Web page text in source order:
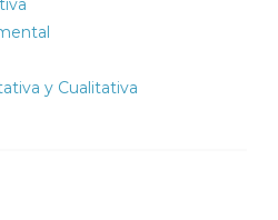
y Cualitativa